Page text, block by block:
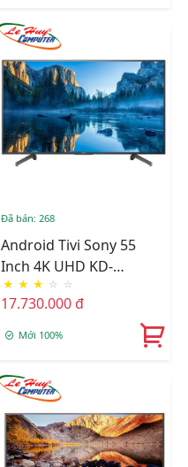
Đã bán: 268
Android Tivi Sony 55
Inch 4K UHD KD-
55X8000G
★ ★ ★ ☆ ☆
17.730.000 đ
Mới 100%